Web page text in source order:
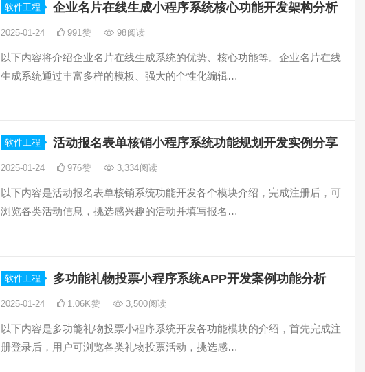
软件工程 企业名片在线生成小程序系统核心功能开发架构分析
2025-01-24 991赞 98阅读
以下内容将介绍企业名片在线生成系统的优势、核心功能等。企业名片在线
生成系统通过丰富多样的模板、强大的个性化编辑…
软件工程 活动报名表单核销小程序系统功能规划开发实例分享
2025-01-24 976赞 3,334阅读
以下内容是活动报名表单核销系统功能开发各个模块介绍，完成注册后，可
浏览各类活动信息，挑选感兴趣的活动并填写报名…
软件工程 多功能礼物投票小程序系统APP开发案例功能分析
2025-01-24 1.06K赞 3,500阅读
以下内容是多功能礼物投票小程序系统开发各功能模块的介绍，首先完成注
册登录后，用户可浏览各类礼物投票活动，挑选感…